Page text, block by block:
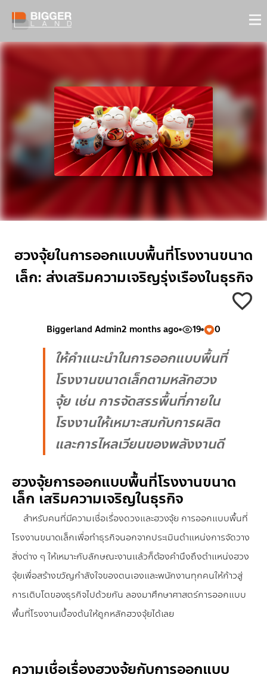
ฮวงจุ้ยในการออกแบบพื้นที่โรงงานขนาด
เล็ก: ส่งเสริมความเจริญรุ่งเรืองในธุรกิจ
Biggerland Admin2 months ago 19 0
ให้คำแนะนำในการออกแบบพื้นที่
โรงงานขนาดเล็กตามหลักฮวง
จุ้ย เช่น การจัดสรรพื้นที่ภายใน
โรงงานให้เหมาะสมกับการผลิต
และการไหลเวียนของพลังงานดี
ฮวงจุ้ยการออกแบบพื้นที่โรงงานขนาด
เล็ก เสริมความเจริญในธุรกิจ
สำหรับคนที่มีความเชื่อเรื่องดวงและฮวงจุ้ย การออกแบบพื้นที่
โรงงานขนาดเล็กเพื่อทำธุรกิจนอกจากประเมินตำแหน่งการจัดวาง
สิ่งต่าง ๆ ให้เหมาะกับลักษณะงานแล้วก็ต้องคำนึงถึงตำแหน่งฮวง
จุ้ยเพื่อสร้างขวัญกำลังใจของตนเองและพนักงานทุกคนให้ก้าวสู่
การเติบโตของธุรกิจไปด้วยกัน ลองมาศึกษาศาสตร์การออกแบบ
พื้นที่โรงงานเบื้องต้นให้ถูกหลักฮวงจุ้ยได้เลย
ความเชื่อเรื่องฮวงจุ้ยกับการออกแบบ